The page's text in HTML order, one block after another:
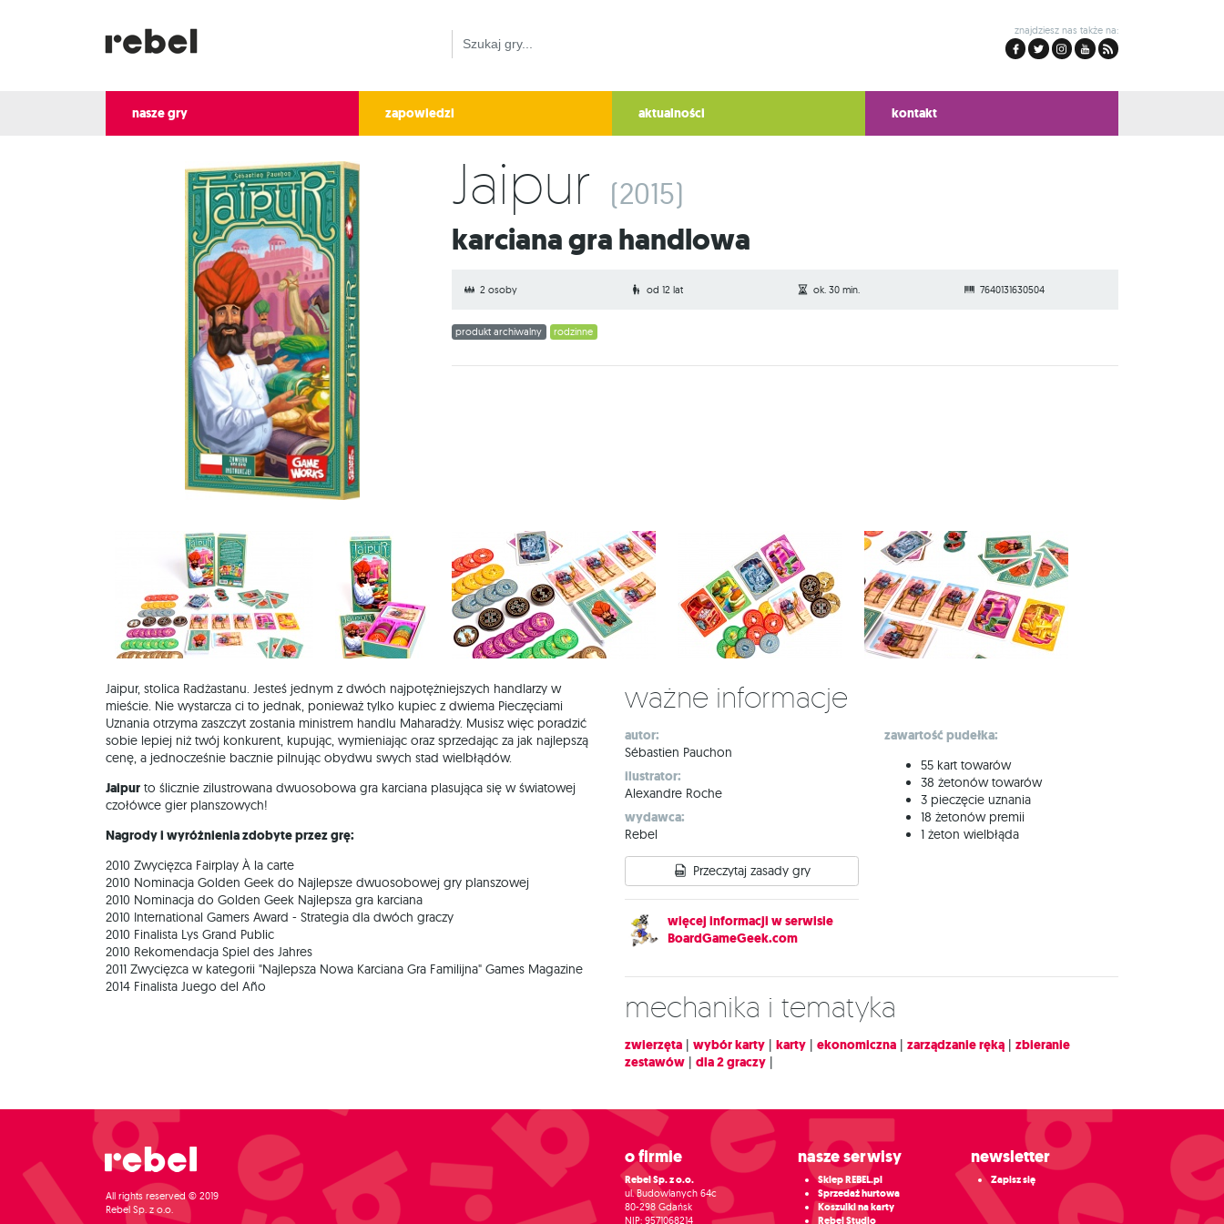
znajdziesz nas także na:
nasze gry zapowiedzi aktualności kontakt
Jaipur (2015)
Karciana gra handlowa
2 osoby od 12 lat ok. 30 min. 7640131630504
produkt archiwalny rodzinne
Jaipur, stolica Radżastanu. Jesteś jednym z dwóch najpotężniejszych handlarzy w
mieście. Nie wystarcza ci to jednak, ponieważ tylko kupiec z dwiema Pieczęciami
Uznania otrzyma zaszczyt zostania ministrem handlu Maharadży. Musisz więc poradzić
sobie lepiej niż twój konkurent, kupując, wymieniając oraz sprzedając za jak najlepszą
cenę, a jednocześnie bacznie pilnując obydwu swych stad wielbłądów.
Jaipur to ślicznie zilustrowana dwuosobowa gra karciana plasująca się w światowej
czołówce gier planszowych!
Nagrody i wyróżnienia zdobyte przez grę:
2010 Zwycięzca Fairplay À la carte
2010 Nominacja Golden Geek do Najlepsze dwuosobowej gry planszowej
2010 Nominacja do Golden Geek Najlepsza gra karciana
2010 International Gamers Award - Strategia dla dwóch graczy
2010 Finalista Lys Grand Public
2010 Rekomendacja Spiel des Jahres
2011 Zwycięzca w kategorii "Najlepsza Nowa Karciana Gra Familijna" Games Magazine
2014 Finalista Juego del Año
Ważne informacje
autor:
Sébastien Pauchon
ilustrator:
Alexandre Roche
wydawca:
Rebel
Przeczytaj zasady gry
więcej informacji w serwisie
BoardGameGeek.com
zawartość pudełka:
55 kart towarów
38 żetonów towarów
3 pieczęcie uznania
18 żetonów premii
1 żeton wielbłąda
Mechanika i tematyka
zwierzęta | wybór karty | karty | ekonomiczna | zarządzanie ręką | zbieranie
zestawów | dla 2 graczy |
All rights reserved © 2019
Rebel Sp. z o.o.
O firmie
Rebel Sp. z o.o.
ul. Budowlanych 64c
80-298 Gdańsk
NIP: 9571068214
Nasze serwisy
Sklep REBEL.pl
Sprzedaż hurtowa
Koszulki na karty
Rebel Studio
Newsletter
Zapisz się